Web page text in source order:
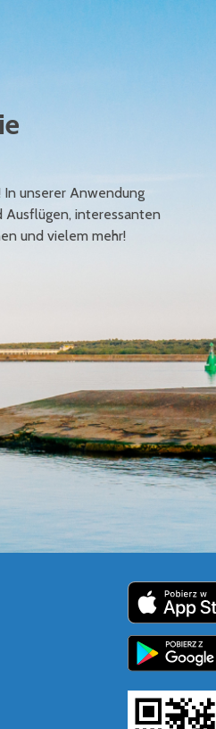
unserer Anwendung
interessanten
und vielem mehr!